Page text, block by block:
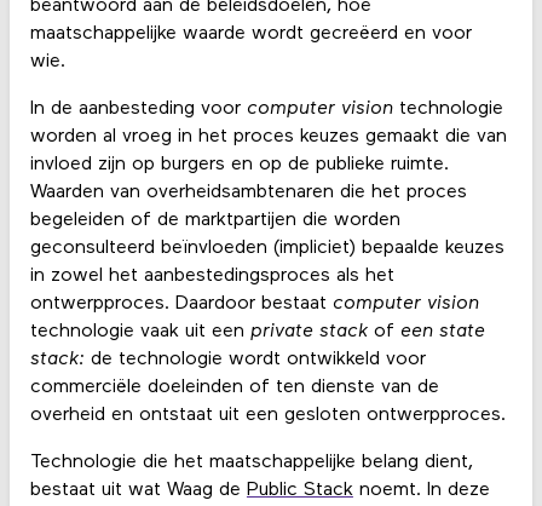
beantwoord aan de beleidsdoelen, hoe
maatschappelijke waarde wordt gecreëerd en voor
wie.
In de aanbesteding voor computer visiontechnologie
worden al vroeg in het proces keuzes gemaakt die van
invloed zijn op burgers en op de publieke ruimte.
Waarden van overheidsambtenaren die het proces
begeleiden of de marktpartijen die worden
geconsulteerd beïnvloeden (impliciet) bepaalde keuzes
in zowel het aanbestedingsproces als het
ontwerpproces. Daardoor bestaat computer vision
technologie vaak uit een private stack of een state
stack: de technologie wordt ontwikkeld voor
commerciële doeleinden of ten dienste van de
overheid en ontstaat uit een gesloten ontwerpproces.
Technologie die het maatschappelijke belang dient,
bestaat uit wat Waag de Public Stacknoemt. In deze